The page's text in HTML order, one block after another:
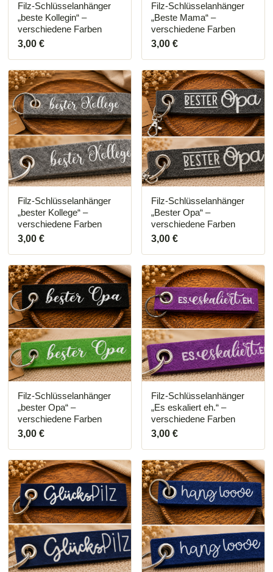
Filz-Schlüsselanhänger
„beste Kollegin“ –
verschiedene Farben
3,00 €
Filz-Schlüsselanhänger
„Beste Mama“ –
verschiedene Farben
3,00€
gewählt
werden
Filz-Schlüsselanhänger
„bester Kollege“ –
verschiedene Farben
3,00 €
Filz-Schlüsselanhänger
„Bester Opa“ –
verschiedene Farben
3,00€
Filz-Schlüsselanhänger
„bester Opa“ –
verschiedene Farben
3,00 €
Dieses
Produkt
weist
mehrere
Varianten
auf.
Die
Optionen
können
auf
der
Produktseite
gewählt
werden
Filz-Schlüsselanhänger
„Es eskaliert eh.“ –
verschiedene Farben
3,00€